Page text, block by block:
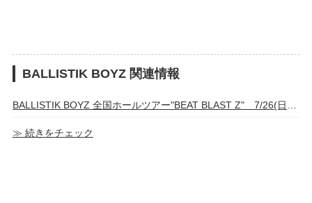
BALLISTIK BOYZ 関連情報
≫ 続きをチェック